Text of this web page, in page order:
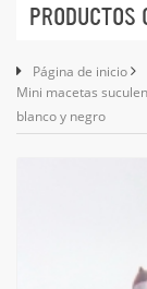
PRODUCTOS
Página de inicio
Mini macetas
blanco y negro